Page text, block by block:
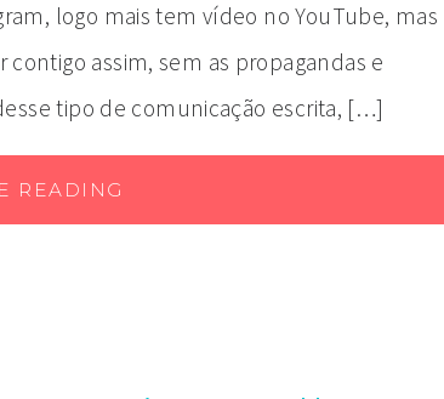
logo mais tem vídeo no YouTube, mas
assim, sem as propagandas e
tipo de comunicação escrita, […]
READING